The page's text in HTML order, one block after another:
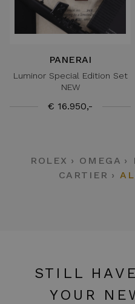
PANERAI
Luminor Special Edition Set
NEW
€ 16.950,-
ROLEX OMEGA
CARTIER
STILL
YOUR